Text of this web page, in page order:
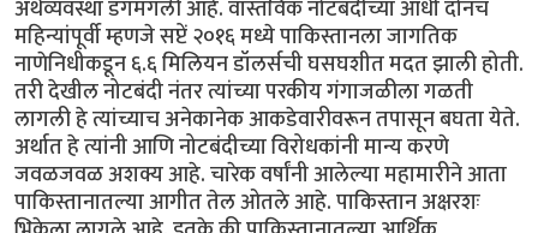
अर्थव्यवस्था डगमगली आहे. वास्तविक नोटबंदीच्या आधी दोनच
महिन्यांपूर्वी म्हणजे सप्टें २०१६ मध्ये पाकिस्तानला जागतिक
नाणेनिधीकडून ६.६ मिलियन डॉलर्सची घसघशीत मदत झाली होती.
तरी देखील नोटबंदी नंतर त्यांच्या परकीय गंगाजळीला गळती
लागली हे त्यांच्याच अनेकानेक आकडेवारीवरून तपासून बघता येते.
अर्थात हे त्यांनी आणि नोटबंदीच्या विरोधकांनी मान्य करणे
जवळजवळ अशक्य आहे. चारेक वर्षांनी आलेल्या महामारीने आता
पाकिस्तानातल्या आगीत तेल ओतले आहे. पाकिस्तान अक्षरशः